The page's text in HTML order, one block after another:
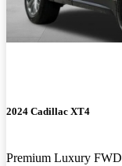
2024 Cadillac XT4
Premium Luxury FWD